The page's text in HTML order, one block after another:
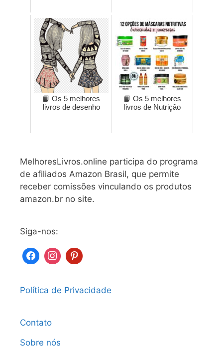
📙 Os 5 melhores
livros de desenho
📙 Os 5 melhores
livros de Nutrição
MelhoresLivros.online participa do programa
de afiliados Amazon Brasil, que permite
receber comissões vinculando os produtos
amazon.br no site.
Siga-nos:
Política de Privacidade
Contato
Sobre nós